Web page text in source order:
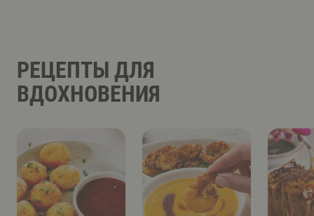
РЕЦЕПТЫ ДЛЯ
ВДОХНОВЕНИЯ